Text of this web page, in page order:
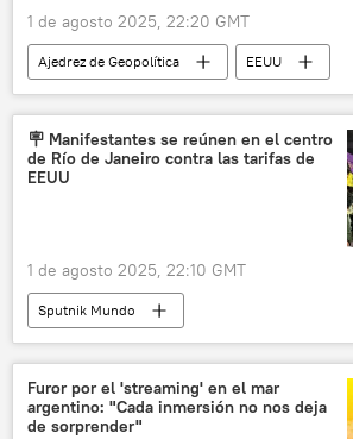
1 de agosto 2025, 22:20 GMT
Ajedrez de Geopolítica
EEUU
política
Friedrich Merz
Ursula von der Leyen
Donald Trump
Comisión Europea
Unión Europea (UE)
🪧 Manifestantes se reúnen en el centro
de Río de Janeiro contra las tarifas de
EEUU
1 de agosto 2025, 22:10 GMT
Sputnik Mundo
Furor por el 'streaming' en el mar
argentino: "Cada inmersión no nos deja
de sorprender"